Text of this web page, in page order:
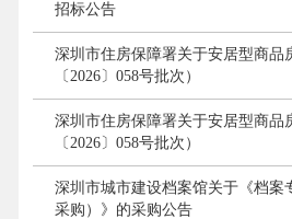
招标公告
深圳市住房保障署关于安居型商品
〔2026〕058号批次）
深圳市住房保障署关于安居型商品
〔2026〕058号批次）
深圳市城市建设档案馆关于《档案
采购）》的采购公告